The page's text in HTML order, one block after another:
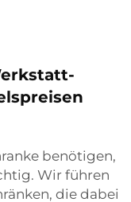
benötigen,
Wir führen
die dabei